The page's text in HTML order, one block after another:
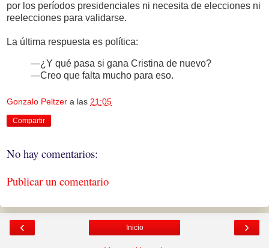
por los períodos presidenciales ni necesita de elecciones ni
reelecciones para validarse.
La última respuesta es política:
—¿Y qué pasa si gana Cristina de nuevo?
—Creo que falta mucho para eso.
Gonzalo Peltzer a las 21:05
Compartir
No hay comentarios:
Publicar un comentario
‹ ›
Inicio